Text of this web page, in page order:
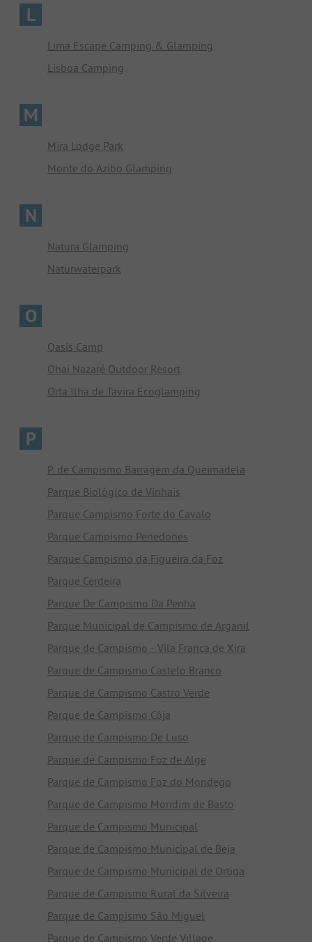
L
Lima Escape Camping & Glamping
Lisboa Camping
M
Mira Lodge Park
Monte do Azibo Glamping
N
Natura Glamping
Naturwaterpark
O
Oasis Camp
Ohai Nazaré Outdoor Resort
Orla Ilha de Tavira Ecoglamping
P
P. de Campismo Barragem da Queimadela
Parque Biológico de Vinhais
Parque Campismo Forte do Cavalo
Parque Campismo Penedones
Parque Campismo da Figueira da Foz
Parque Cerdeira
Parque De Campismo Da Penha
Parque Municipal de Campismo de Arganil
Parque de Campismo - Vila Franca de Xira
Parque de Campismo Castelo Branco
Parque de Campismo Castro Verde
Parque de Campismo Côja
Parque de Campismo De Luso
Parque de Campismo Foz de Alge
Parque de Campismo Foz do Mondego
Parque de Campismo Mondim de Basto
Parque de Campismo Municipal
Parque de Campismo Municipal de Beja
Parque de Campismo Municipal de Ortiga
Parque de Campismo Rural da Silveira
Parque de Campismo São Miguel
Parque de Campismo Verde Village